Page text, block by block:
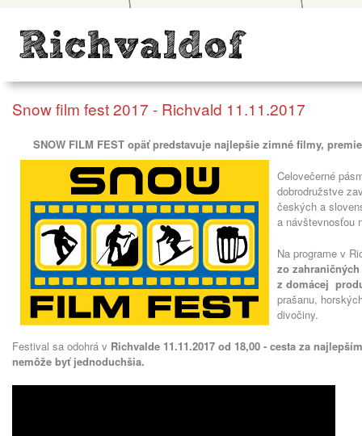
Snow film fest 2017 - Richvald 11.11.2017
SNOW FILM FEST opäť predstavuje najlepšie zimné filmy,
Celovečerné
dobrodružstve
českých a
a návštevnosťou
Na programe v
zo
z domácej
prašanu,
divočiny.
Festival sa odohrá v Richvalde 11.11.2017 od 18,00 - cesta za
nemôže byť jednoduchšia.